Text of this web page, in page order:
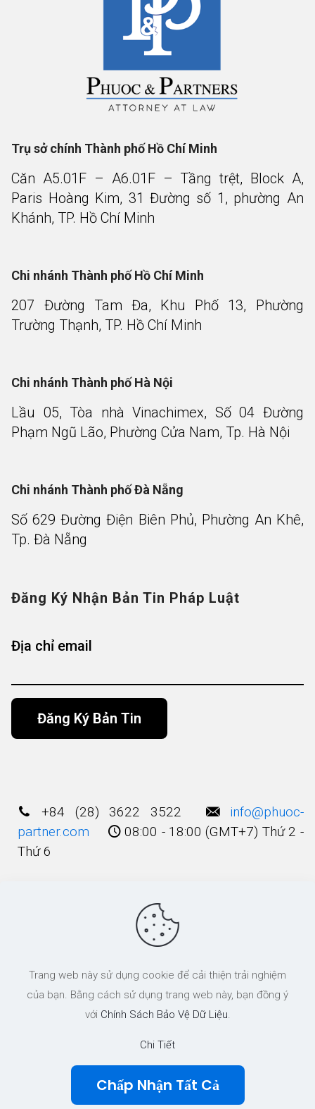
Trụ sở chính Thành phố Hồ Chí Minh
Căn A5.01F – A6.01F – Tầng trệt, Block A,
Paris Hoàng Kim, 31 Đường số 1, phường An
Khánh, TP. Hồ Chí Minh
Chi nhánh Thành phố Hồ Chí Minh
207 Đường Tam Đa, Khu Phố 13, Phường
Trường Thạnh, TP. Hồ Chí Minh
Chi nhánh Thành phố Hà Nội
Lầu 05, Tòa nhà Vinachimex, Số 04 Đường
Phạm Ngũ Lão, Phường Cửa Nam, Tp. Hà Nội
Chi nhánh Thành phố Đà Nẵng
Số 629 Đường Điện Biên Phủ, Phường An Khê,
Tp. Đà Nẵng
Đăng Ký Nhận Bản Tin Pháp Luật
Địa chỉ email
+84 (28) 3622 3522
info@phuoc-
partner.com
08:00 - 18:00 (GMT+7) Thứ 2 -
Thứ 6
© 2003 - 2025 Bản quyền thuộc về Công Ty
Luật TNHH Phước và Các cộng Sự
Trang web này sử dụng cookie để cải thiện trải nghiệm
của bạn. Bằng cách sử dụng trang web này, bạn đồng ý
với Chính Sách Bảo Vệ Dữ Liệu.
Chi Tiết
Chấp Nhận Tất Cả